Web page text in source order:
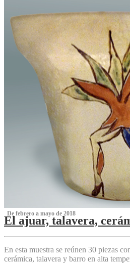
‌ De febrero a mayo de 2018
El ajuar, talavera,
‌
En esta muestra se reúnen 30 piezas
cerámica, talavera y barro en alta